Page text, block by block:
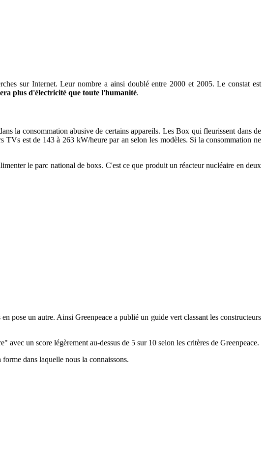
sur Internet. Leur nombre a ainsi doublé entre 2000 et 2005. Le constat est
plus d'électricité que toute l'humanité.
la consommation abusive de certains appareils. Les Box qui fleurissent dans de
TVs est de 143 à 263 kW/heure par an selon les modèles. Si la consommation ne
le parc national de boxs. C'est ce que produit un réacteur nucléaire en deux
pose un autre. Ainsi Greenpeace a publié un guide vert classant les constructeurs
un score légèrement au-dessus de 5 sur 10 selon les critères de Greenpeace.
dans laquelle nous la connaissons.